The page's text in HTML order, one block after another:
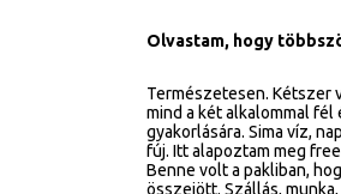
Olvastam, hogy
Természetesen. Kétszer
mind a két alkalommal
gyakorlására. Sima víz,
fúj. Itt alapoztam meg
Benne volt a pakliban,
összejött. Szállás,